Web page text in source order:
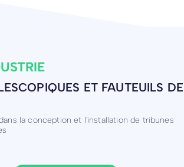
NICOLAS
chaque élève à travers des projets variés et